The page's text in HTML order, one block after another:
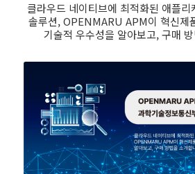
클라우드 네이티브에 최적화된 애플리
솔루션, OPENMARU APM이 혁신제
기술적 우수성을 알아보고, 구매